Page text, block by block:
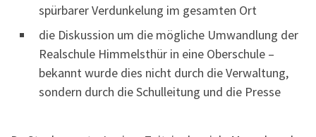
spürbarer Verdunkelung im gesamten Ort
die Diskussion um die mögliche Umwandlung der
Realschule Himmelsthür in eine Oberschule –
bekannt wurde dies nicht durch die Verwaltung,
sondern durch die Schulleitung und die Presse